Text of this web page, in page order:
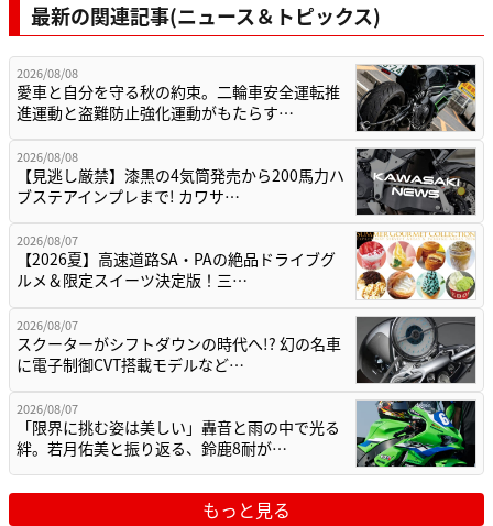
最新の関連記事(ニュース＆トピックス)
2026/08/08
愛車と自分を守る秋の約束。二輪車安全運転推
進運動と盗難防止強化運動がもたらす…
2026/08/08
【見逃し厳禁】漆黒の4気筒発売から200馬力ハ
ブステアインプレまで! カワサ…
2026/08/07
【2026夏】高速道路SA・PAの絶品ドライブグ
ルメ＆限定スイーツ決定版！三…
2026/08/07
スクーターがシフトダウンの時代へ!? 幻の名車
に電子制御CVT搭載モデルなど…
2026/08/07
「限界に挑む姿は美しい」轟音と雨の中で光る
絆。若月佑美と振り返る、鈴鹿8耐が…
もっと見る